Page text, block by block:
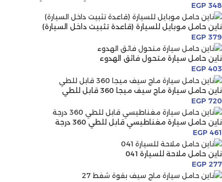
EGP 348
ناين حامل موبايل للسيارة (قاعدة تثبيت داخل السيارة)
EGP 379
ناين حامل سيارة متحول فائق الهدوء
EGP 403
ناين حامل سيارة ماج سيف ميجا 360 قابل للطي
EGP 720
ناين حامل سيارة مغناطيسي قابل للطي 360 درجة
EGP 461
ناين حامل ملاحة للسيارة 041
EGP 277